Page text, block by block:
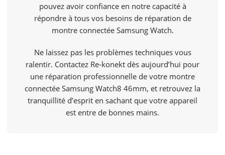
pouvez avoir confiance en notre capacité à
répondre à tous vos besoins de réparation de
montre connectée Samsung Watch.
Ne laissez pas les problèmes techniques vous
ralentir. Contactez Re-konekt dès aujourd’hui pour
une réparation professionnelle de votre montre
connectée Samsung Watch8 46mm, et retrouvez la
tranquillité d’esprit en sachant que votre appareil
est entre de bonnes mains.